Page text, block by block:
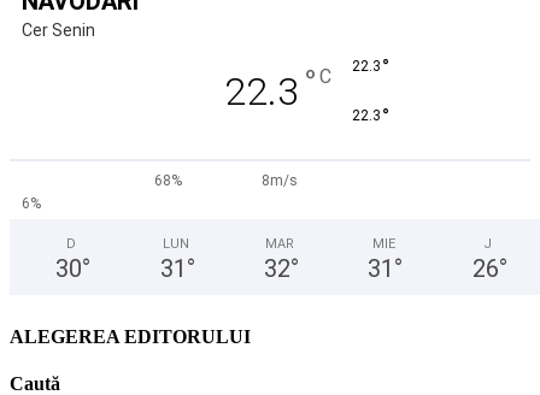
Cer Senin
22.3 ° C 22.3 °
22.3 °
68%
8m/s
6%
D
30°
LUN
31 °
MAR
32°
MIE
31 °
J
26°
ALEGEREA EDITORULUI
Caută